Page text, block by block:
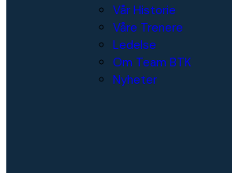
Vår Historie
Våre Trenere
Ledelse
Om Team BTK
Nyheter